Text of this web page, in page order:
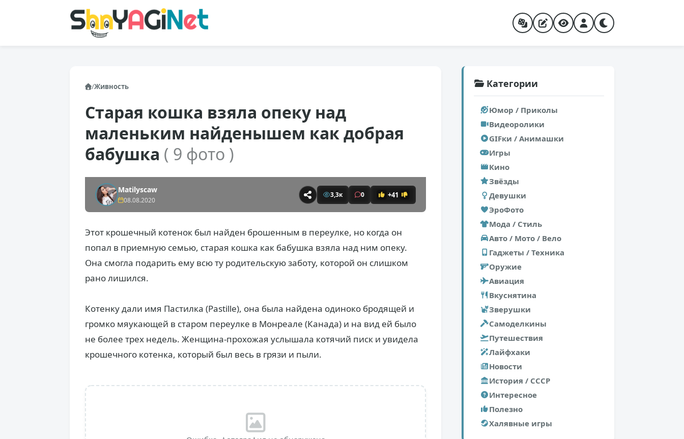
/Живность
Старая кошка взяла опеку над
маленьким найденышем как добрая
бабушка ( 9 фото )
Matilyscaw
08.08.2020
3,3к 0 +41
Этот крошечный котенок был найден брошенным в переулке, но когда он
попал в приемную семью, старая кошка как бабушка взяла над ним опеку.
Она смогла подарить ему всю ту родительскую заботу, которой он слишком
рано лишился.
Котенку дали имя Пастилка (Pastille), она была найдена одиноко бродящей и
громко мяукающей в старом переулке в Монреале (Канада) и на вид ей было
не более трех недель. Женщина-прохожая услышала котячий писк и увидела
крошечного котенка, который был весь в грязи и пыли.
Категории
Юмор / Приколы
Видеоролики
GIFки / Анимашки
Игры
Кино
Звёзды
Девушки
ЭроФото
Мода / Стиль
Авто / Мото / Вело
Гаджеты / Техника
Оружие
Авиация
Вкуснятина
Зверушки
Самоделкины
Путешествия
Лайфхаки
Новости
История / СССР
Интересное
Полезно
Халявные игры